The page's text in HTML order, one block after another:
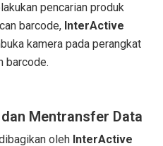
pencarian produk
barcode, InterActive
kamera pada perangkat
barcode.
Mentransfer Data
oleh InterActive